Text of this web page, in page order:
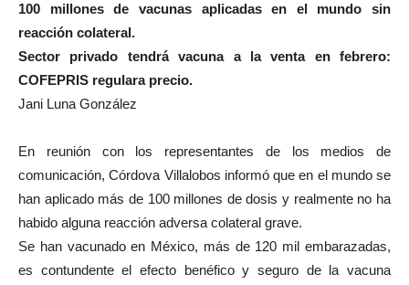
100 millones de vacunas aplicadas en el mundo sin
reacción colateral.
Sector privado tendrá vacuna a la venta en febrero:
COFEPRIS regulara precio.
Jani Luna González
En reunión con los representantes de los medios de
comunicación, Córdova Villalobos informó que en el mundo se
han aplicado más de 100 millones de dosis y realmente no ha
habido alguna reacción adversa colateral grave.
Se han vacunado en México, más de 120 mil embarazadas,
es contundente el efecto benéfico y seguro de la vacuna